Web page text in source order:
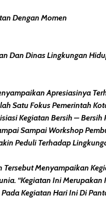
Dengan Momen
Dan Dinas Lingkungan
Apresiasinya
Satu Fokus Pemerintah
Kegiatan Bersih –
Sampai Workshop
Peduli Terhadap
Menyampaikan
“Kegiatan Ini
Kegiatan Hari Ini Di